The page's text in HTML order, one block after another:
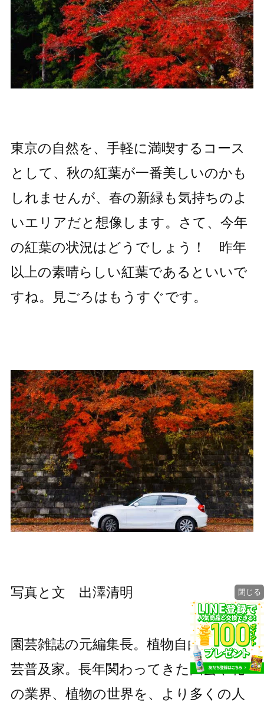
東京の自然を、手軽に満喫するコース
として、秋の紅葉が一番美しいのかも
しれませんが、春の新緑も気持ちのよ
いエリアだと想像します。さて、今年
の紅葉の状況はどうでしょう！ 昨年
以上の素晴らしい紅葉であるといいで
すね。見ごろはもうすぐです。
写真と文 出澤清明
園芸雑誌の元編集長。植物自由人、園
芸普及家。長年関わってきた園芸や花
の業界、植物の世界を、より多くの人
閉じる